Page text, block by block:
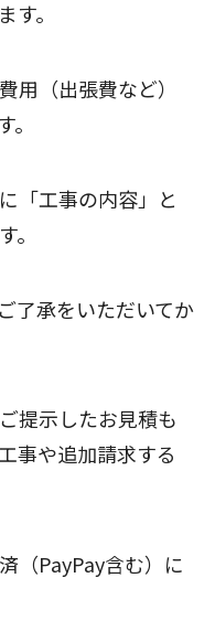
。
用（出張費など）
「工事の内容」と
。
了承をいただいてか
提示したお見積も
事や追加請求する
（PayPay含む）に